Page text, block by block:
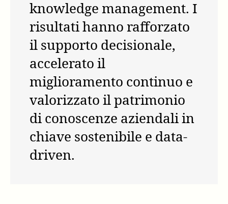
knowledge management. I
risultati hanno rafforzato
il supporto decisionale,
accelerato il
miglioramento continuo e
valorizzato il patrimonio
di conoscenze aziendali in
chiave sostenibile e data-
driven.